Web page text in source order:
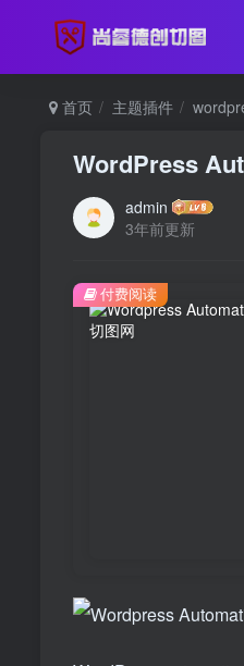
首页 主题插件
WordPress
admin
3年前更新
付费阅读